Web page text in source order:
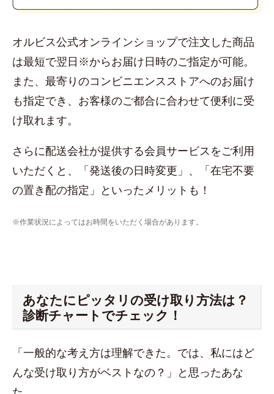
オルビス公式オンラインショップで注文した商品
は最短で翌日※からお届け日時のご指定が可能。
また、最寄りのコンビニエンスストアへのお届け
も指定でき、お客様のご都合に合わせて便利に受
け取れます。
さらに配送会社が提供する会員サービスをご利用
いただくと、「発送後の日時変更」、「在宅不要
の置き配の指定」といったメリットも！
※作業状況によってはお時間をいただく場合があります。
あなたにピッタリの受け取り方法は？
診断チャートでチェック！
「一般的な考え方は理解できた。では、私にはど
んな受け取り方がベストなの？」と思ったあな